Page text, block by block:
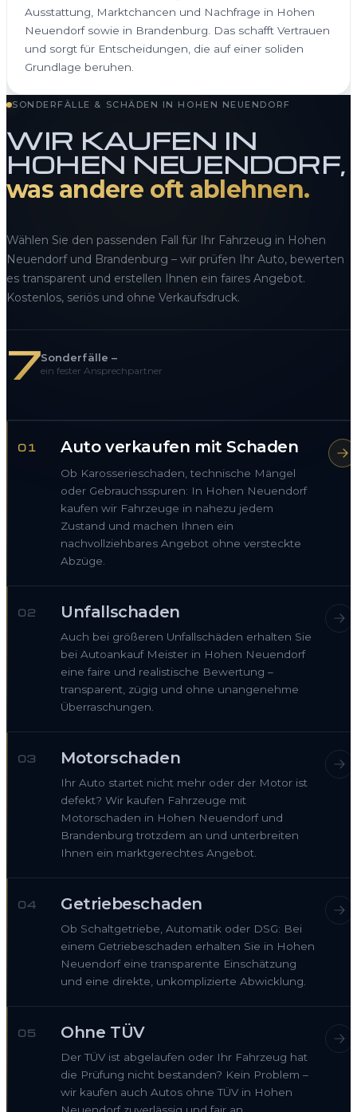
Ausstattung, Marktchancen und Nachfrage in Hohen
Neuendorf sowie in Brandenburg. Das schafft Vertrauen
und sorgt für Entscheidungen, die auf einer soliden
Grundlage beruhen.
SONDERFÄLLE & SCHÄDEN IN HOHEN NEUENDORF
WIR KAUFEN IN
HOHEN NEUENDORF,
was andere oft ablehnen.
Wählen Sie den passenden Fall für Ihr Fahrzeug in Hohen
Neuendorf und Brandenburg – wir prüfen Ihr Auto, bewerten
es transparent und erstellen Ihnen ein faires Angebot.
Kostenlos, seriös und ohne Verkaufsdruck.
7Sonderfälle –
ein fester Ansprechpartner
01 Auto verkaufen mit Schaden
Ob Karosserieschaden, technische Mängel
oder Gebrauchsspuren: In Hohen Neuendorf
kaufen wir Fahrzeuge in nahezu jedem
Zustand und machen Ihnen ein
nachvollziehbares Angebot ohne versteckte
Abzüge.
02 Unfallschaden
Auch bei größeren Unfallschäden erhalten Sie
bei Autoankauf Meister in Hohen Neuendorf
eine faire und realistische Bewertung –
transparent, zügig und ohne unangenehme
Überraschungen.
03 Motorschaden
Ihr Auto startet nicht mehr oder der Motor ist
defekt? Wir kaufen Fahrzeuge mit
Motorschaden in Hohen Neuendorf und
Brandenburg trotzdem an und unterbreiten
Ihnen ein marktgerechtes Angebot.
04 Getriebeschaden
Ob Schaltgetriebe, Automatik oder DSG: Bei
einem Getriebeschaden erhalten Sie in Hohen
Neuendorf eine transparente Einschätzung
und eine direkte, unkomplizierte Abwicklung.
05 Ohne TÜV
Der TÜV ist abgelaufen oder Ihr Fahrzeug hat
die Prüfung nicht bestanden? Kein Problem –
wir kaufen auch Autos ohne TÜV in Hohen